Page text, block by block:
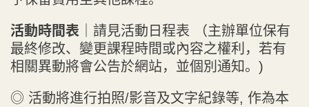
活動時間表 ｜請見活動日程表 （主辦單位保有
最終修改、變更課程時間或內容之權利，若有
相關異動將會公告於網站，並個別通知。)
◎ 活動將進行拍照/影音及文字紀錄等, 作為本